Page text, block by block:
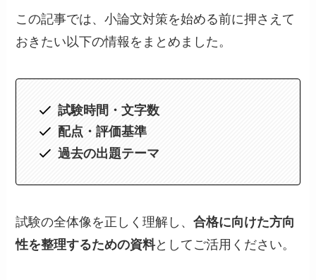
この記事では、小論文対策を始める前に押さえて
おきたい以下の情報をまとめました。
試験時間・文字数
配点・評価基準
過去の出題テーマ
試験の全体像を正しく理解し、合格に向けた方向
性を整理するための資料としてご活用ください。